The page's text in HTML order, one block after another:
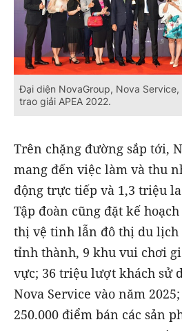
Đại diện NovaGroup, Nova
trao giải APEA 2022.
Trên chặng đường sắp tới,
mang đến việc làm và thu
động trực tiếp và 1,3 triệu
Tập đoàn cũng đặt kế
thị vệ tinh lẫn đô thị du
tỉnh thành, 9 khu vui chơi
vực; 36 triệu lượt khách sử
Nova Service vào năm
250.000 điểm bán các sản